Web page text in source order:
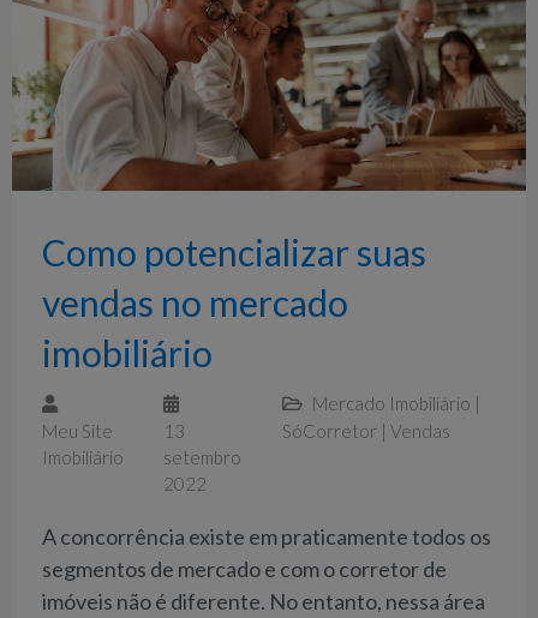
Como potencializar suas
vendas no mercado
imobiliário
Meu Site
Imobiliário
13
setembro
2022
Mercado Imobiliário |
SóCorretor| Vendas
A concorrência existe em praticamente todos os
segmentos de mercado e com o corretor de
imóveis não é diferente. No entanto, nessa área